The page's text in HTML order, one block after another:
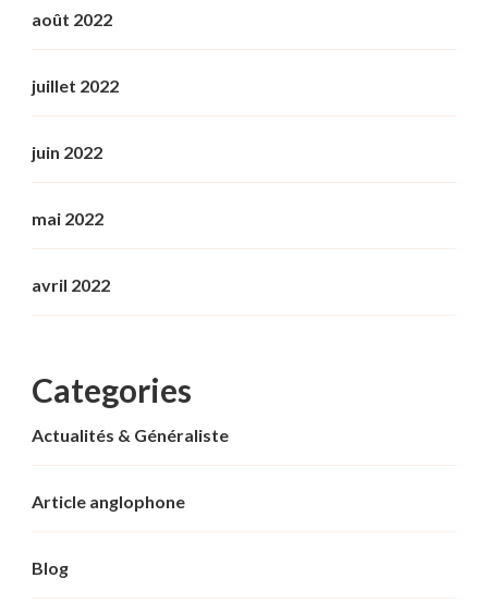
août 2022
juillet 2022
juin 2022
mai 2022
avril 2022
Categories
Actualités & Généraliste
Article anglophone
Blog